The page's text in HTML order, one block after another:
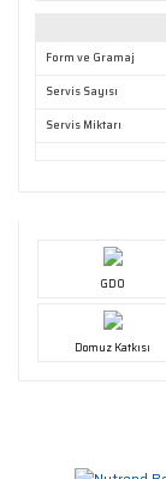
Form ve Gramaj
Servis Sayısı
Servis Miktarı
GDO
Domuz Katkısı